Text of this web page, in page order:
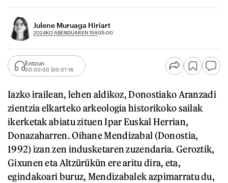
Julene Muruaga Hiriart
2024KO ABENDUAREN 15A05:00
Entzun
00:00:00 00:07:16
Iazko irailean, lehen aldikoz, Donostiako Aranzadi
zientzia elkarteko arkeologia historikoko sailak
ikerketak abiatu zituen Ipar Euskal Herrian,
Donazaharren. Oihane Mendizabal (Donostia,
1992) izan zen indusketaren zuzendaria. Geroztik,
Gixunen eta Altzürükün ere aritu dira, eta,
egindakoari buruz, Mendizabalek azpimarratu du,